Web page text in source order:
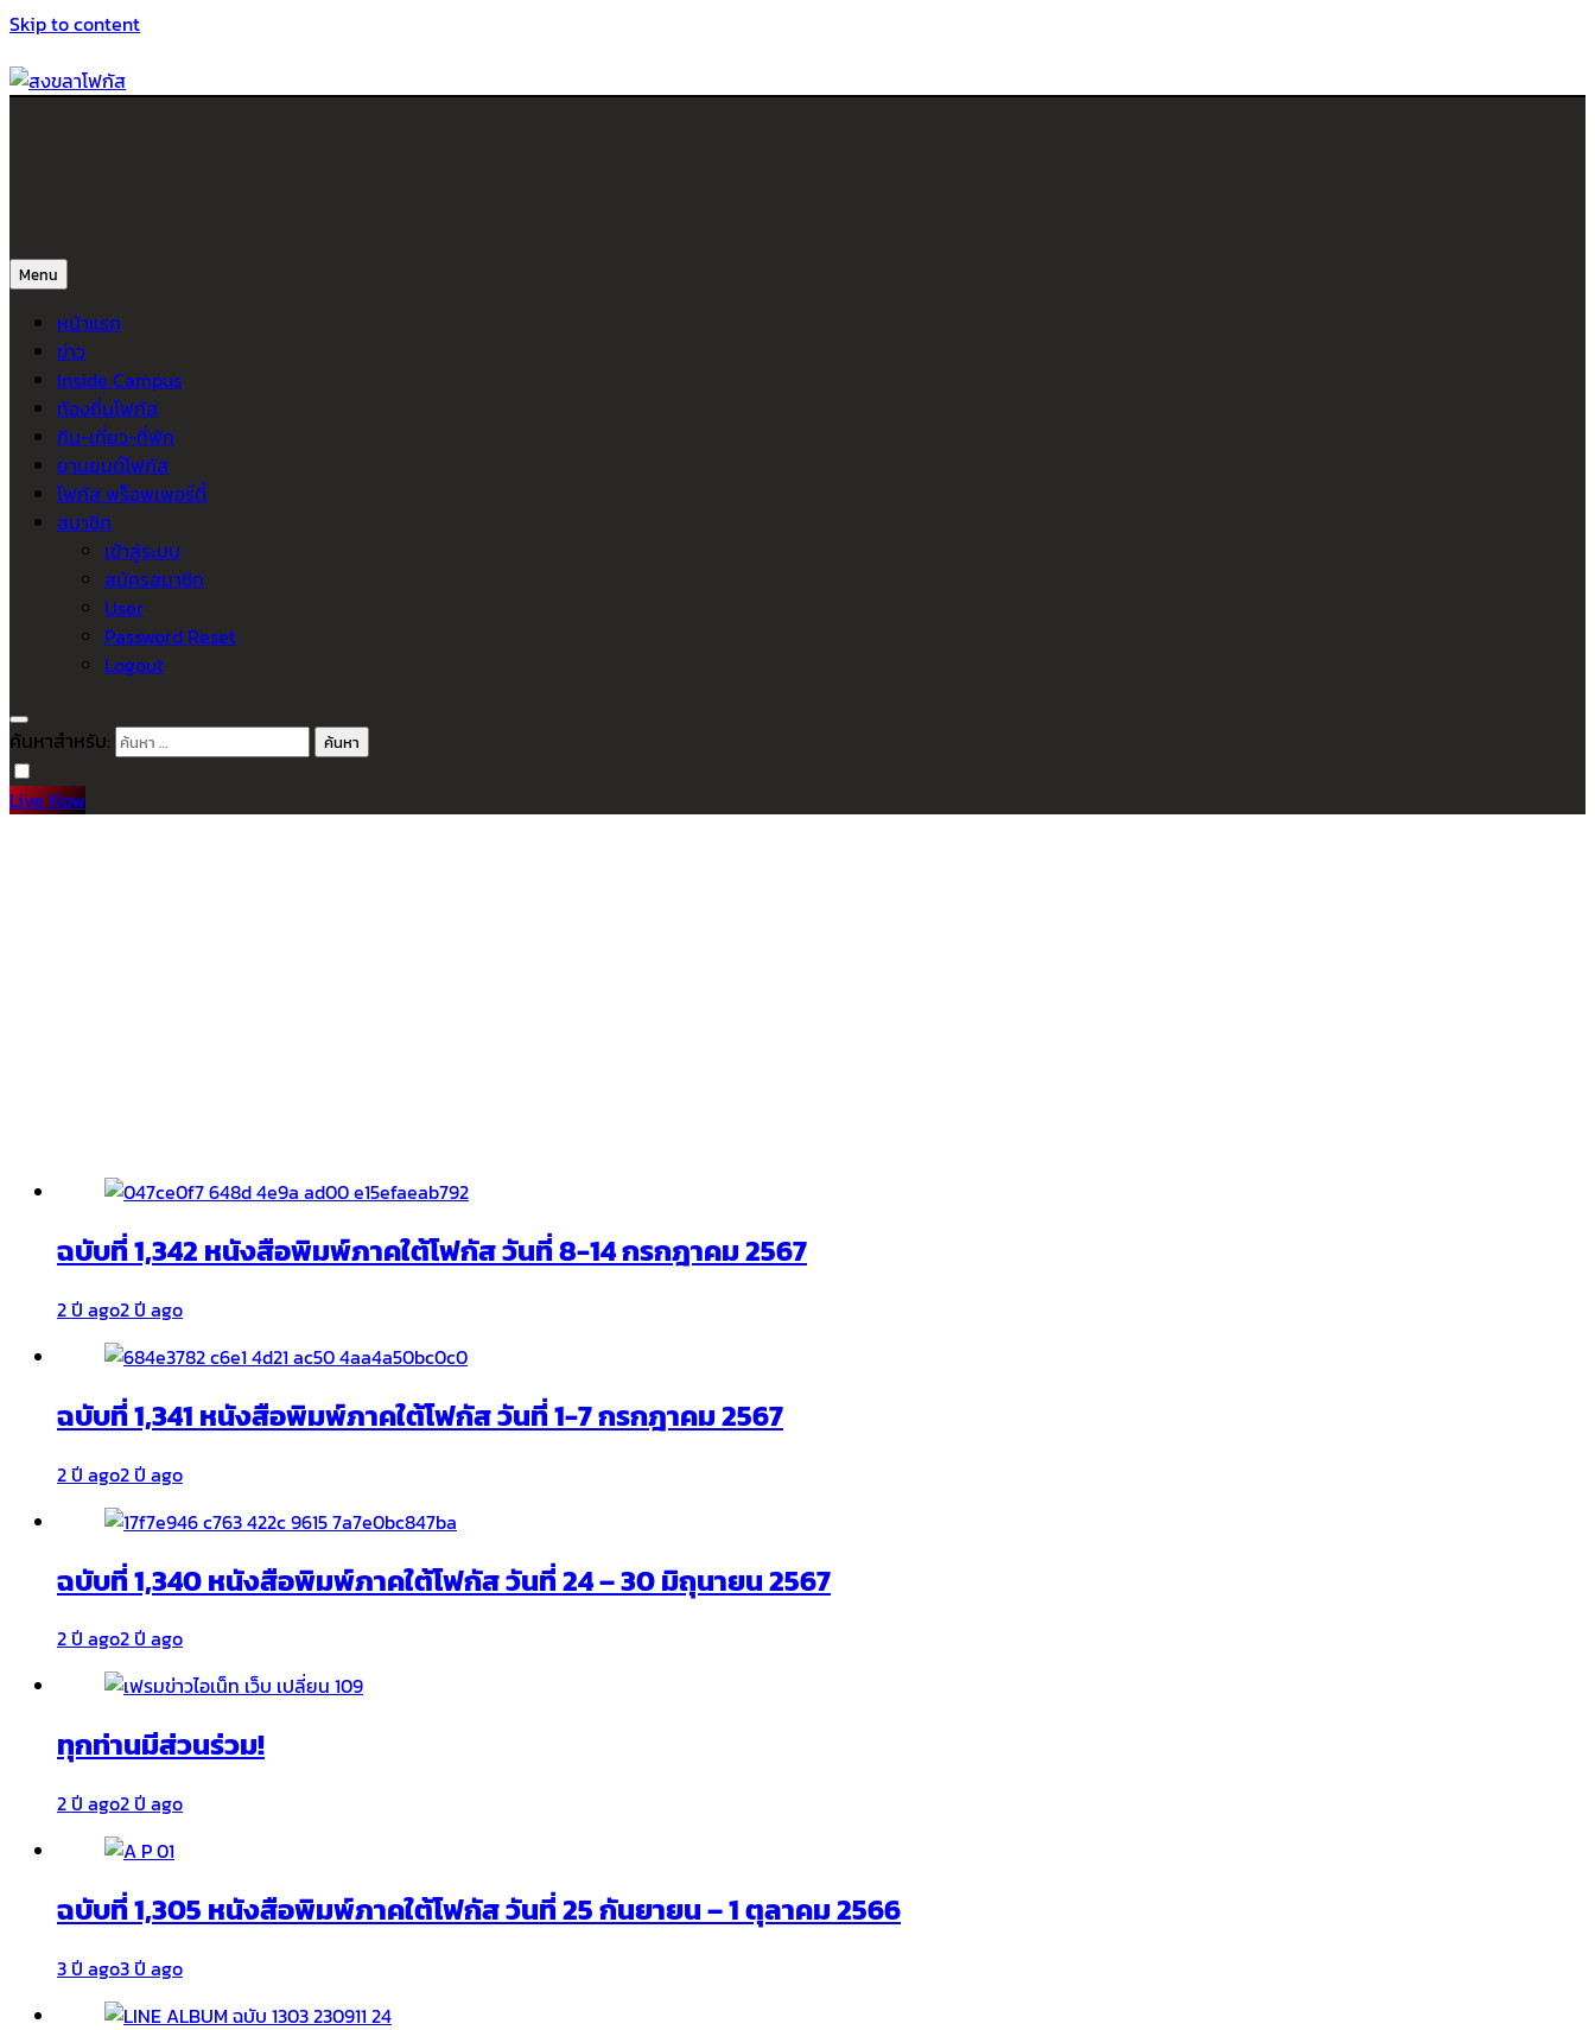
Skip to content
Menu
หน้าแรก
ข่าว
Inside Campus
ท้องถิ่นโฟกัส
กิน-เที่ยว-ที่พัก
ยานยนต์โฟกัส
โฟกัส พร็อพเพอร์ตี้
สมาชิก
เข้าสู่ระบบ
สมัครสมาชิก
User
Password Reset
Logout
ค้นหาสำหรับ:
Live Now
ฉบับที่ 1,342 หนังสือพิมพ์ภาคใต้โฟกัส วันที่ 8-14 กรกฎาคม 2567
2 ปี ago2 ปี ago
ฉบับที่ 1,341 หนังสือพิมพ์ภาคใต้โฟกัส วันที่ 1-7 กรกฎาคม 2567
2 ปี ago2 ปี ago
ฉบับที่ 1,340 หนังสือพิมพ์ภาคใต้โฟกัส วันที่ 24 – 30 มิถุนายน 2567
2 ปี ago2 ปี ago
ทุกท่านมีส่วนร่วม!
2 ปี ago2 ปี ago
ฉบับที่ 1,305 หนังสือพิมพ์ภาคใต้โฟกัส วันที่ 25 กันยายน – 1 ตุลาคม 2566
3 ปี ago3 ปี ago